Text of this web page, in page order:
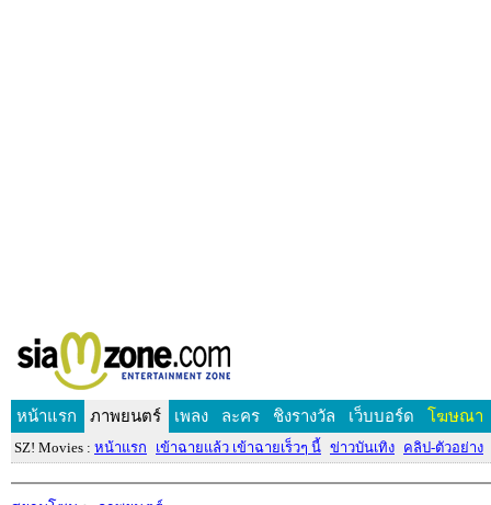
หน้าแรก ภาพยนตร์ เพลง ละคร ชิงรางวัล เว็บบอร์ด โฆษณา
SZ! Movies : หน้าแรก เข้าฉายแล้ว เข้าฉายเร็วๆ นี้ ข่าวบันเทิง คลิป-ตัวอย่าง